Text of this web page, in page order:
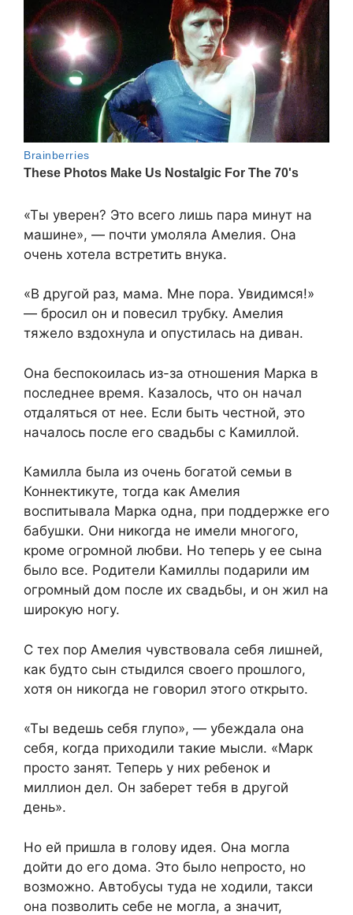
«Ты уверен? Это всего лишь пара минут на
машине», — почти умоляла Амелия. Она
очень хотела встретить внука.
«В другой раз, мама. Мне пора. Увидимся!»
— бросил он и повесил трубку. Амелия
тяжело вздохнула и опустилась на диван.
Она беспокоилась из-за отношения Марка в
последнее время. Казалось, что он начал
отдаляться от нее. Если быть честной, это
началось после его свадьбы с Камиллой.
Камилла была из очень богатой семьи в
Коннектикуте, тогда как Амелия
воспитывала Марка одна, при поддержке его
бабушки. Они никогда не имели многого,
кроме огромной любви. Но теперь у ее сына
было все. Родители Камиллы подарили им
огромный дом после их свадьбы, и он жил на
широкую ногу.
С тех пор Амелия чувствовала себя лишней,
как будто сын стыдился своего прошлого,
хотя он никогда не говорил этого открыто.
«Ты ведешь себя глупо», — убеждала она
себя, когда приходили такие мысли. «Марк
просто занят. Теперь у них ребенок и
миллион дел. Он заберет тебя в другой
день».
Но ей пришла в голову идея. Она могла
дойти до его дома. Это было непросто, но
возможно. Автобусы туда не ходили, такси
она позволить себе не могла, а значит,